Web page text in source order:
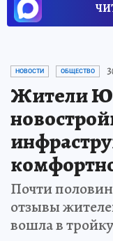
НОВОСТИ ОБЩЕСТВО
Жители
Почти
отзывы
вошла в